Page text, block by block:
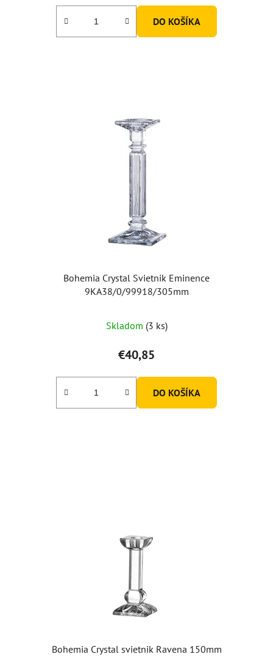
DO KOŠÍKA
Bohemia Crystal Svietnik Eminence
9KA38/0/99918/305mm
hodnotenie
produktu
je
5,0
Skladom (3 ks)
€40,85
DO KOŠÍKA
Bohemia Crystal svietnik Ravena 150mm